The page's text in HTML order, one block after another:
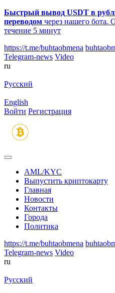
Быстрый вывод USDT в
переводом через нашего бота.
течение 5 минут
https://t.me/buhtaobmena
Telegram-news Video
ru
Русский
English
Войти Регистрация
AML/KYC
Выпустить криптокарту
Главная
Новости
Контакты
Города
Политика
https://t.me/buhtaobmena
Telegram-news Video
ru
Русский